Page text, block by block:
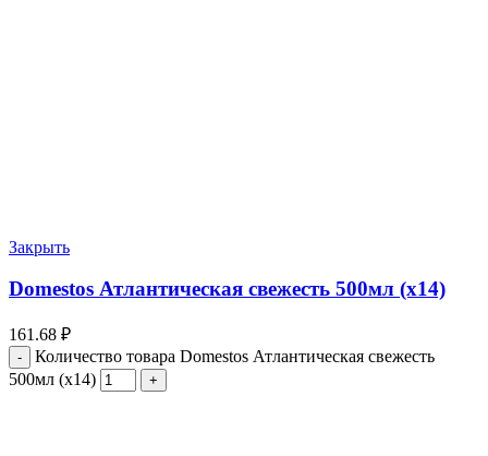
Закрыть
Domestos Атлантическая свежесть 500мл (х14)
161.68 ₽
Количество товара Domestos Атлантическая свежесть
500мл (х14)